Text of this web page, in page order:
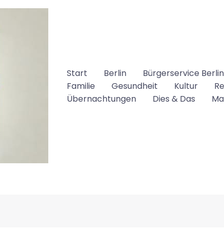
Start Berlin Bürgerservice Berlin
Familie
Gesundheit Kultur
Übernachtungen
Dies & Das